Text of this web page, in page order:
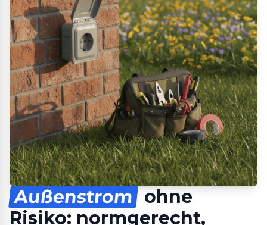
Außenstrom ohne
Risiko: normgerecht,